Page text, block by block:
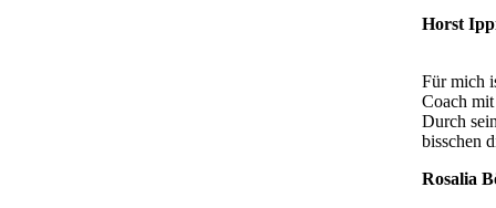
Horst
Für mich
Coach
Durch
bisschen
Rosalia